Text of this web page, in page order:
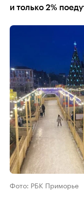
и только 2%
Фото: РБК Приморье